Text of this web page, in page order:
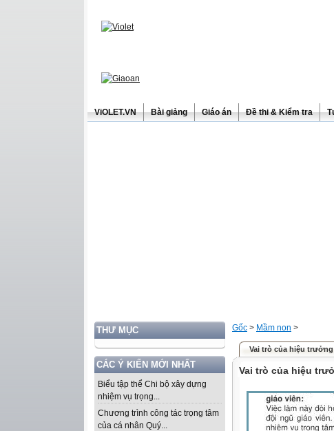
ViOLET.VN Bài giảng Giáo án Đề thi & Kiểm tra
THƯ MỤC
CÁC Ý KIẾN MỚI NHẤT
Biểu tập thể Chi bộ xây dựng
nhiệm vụ trọng...
Chương trình công tác trọng tâm
của cá nhân Quý...
Gốc > Mầm non >
Vai trò của hiệu
Vai trò của hiệu